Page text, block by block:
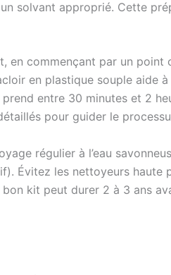
solvant approprié. Cette
en commençant par un point
en plastique souple aide
entre 30 minutes et 2
pour guider le
régulier à l’eau
Évitez les nettoyeurs haute
kit peut durer 2 à 3 ans